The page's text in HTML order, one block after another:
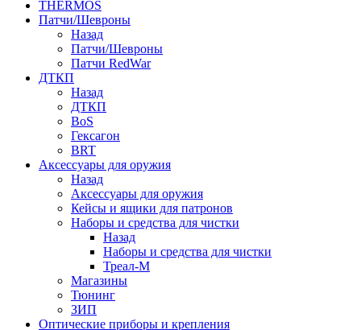
THERMOS
Патчи/Шевроны
Назад
Патчи/Шевроны
Патчи RedWar
ДТКП
Назад
ДТКП
BoS
Гексагон
BRT
Аксессуары для оружия
Назад
Аксессуары для оружия
Кейсы и ящики для патронов
Наборы и средства для чистки
Назад
Наборы и средства для чистки
Треал-М
Магазины
Тюнинг
ЗИП
Оптические приборы и крепления